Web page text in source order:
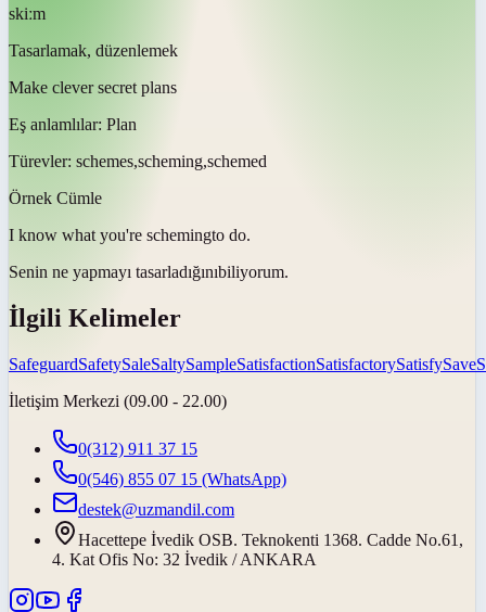
skiːm
Tasarlamak, düzenlemek
Make clever secret plans
Eş anlamlılar: Plan
Türevler: schemes,scheming,schemed
Örnek Cümle
I know what you're schemingto do.
Senin ne yapmayı tasarladığınıbiliyorum.
İlgili Kelimeler
SafeguardSafetySaleSaltySampleSatisfactionSatisfactorySatisfySave
İletişim Merkezi (09.00 - 22.00)
0(312) 911 37 15
0(546) 855 07 15 (WhatsApp)
destek@uzmandil.com
Hacettepe İvedik OSB. Teknokenti 1368. Cadde No.61,
4. Kat Ofis No: 32 İvedik / ANKARA